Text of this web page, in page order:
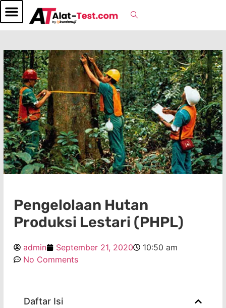
Pengelolaan Hutan
Produksi Lestari (PHPL)
admin September 21, 2020
10:50 am
No Comments
Daftar Isi